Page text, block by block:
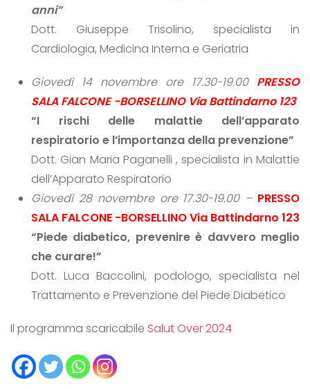
anni”
Dott. Giuseppe Trisolino, specialista in
Cardiologia, Medicina Interna e Geriatria
Giovedì 14 novembre ore 17.30-19.00 PRESSO
SALA FALCONE -BORSELLINO Via Battindarno 123
“I rischi delle malattie dell’apparato
respiratorio e l’importanza della prevenzione”
Dott. Gian Maria Paganelli , specialista in Malattie
dell’Apparato Respiratorio
Giovedì 28 novembre ore 17.30-19.00 – PRESSO
SALA FALCONE -BORSELLINO Via Battindarno 123
“Piede diabetico, prevenire è davvero meglio
che curare!”
Dott. Luca Baccolini, podologo, specialista nel
Trattamento e Prevenzione del Piede Diabetico
Il programma scaricabile Salut Over 2024